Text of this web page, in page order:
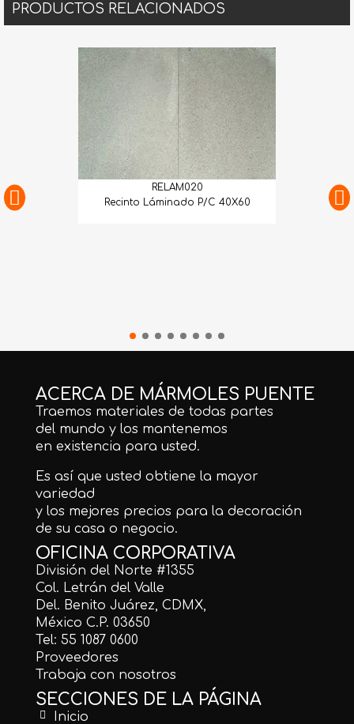
PRODUCTOS RELACIONADOS
RELAM020
Recinto Láminado P/C 40X60
ACERCA DE MÁRMOLES PUENTE
Traemos materiales de todas partes
del mundo y los mantenemos
en existencia para usted.
Es así que usted obtiene la mayor
variedad
y los mejores precios para la decoración
de su casa o negocio.
OFICINA CORPORATIVA
División del Norte #1355
Col. Letrán del Valle
Del. Benito Juárez, CDMX,
México C.P. 03650
Tel: 55 1087 0600
Proveedores
Trabaja con nosotros
SECCIONES DE LA PÁGINA
Inicio